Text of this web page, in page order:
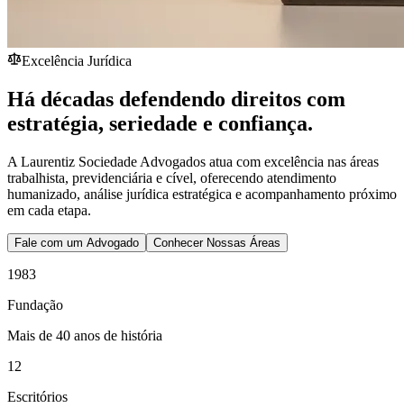
Excelência Jurídica
Há décadas defendendo direitos com
estratégia, seriedade e confiança.
A Laurentiz Sociedade Advogados atua com excelência nas áreas
trabalhista, previdenciária e cível, oferecendo atendimento
humanizado, análise jurídica estratégica e acompanhamento próximo
em cada etapa.
Fale com um Advogado Conhecer Nossas Áreas
1983
Fundação
Mais de 40 anos de história
12
Escritórios